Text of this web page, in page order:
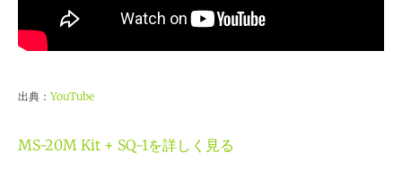
出典： YouTube
MS-20M Kit + SQ-1を詳しく見る